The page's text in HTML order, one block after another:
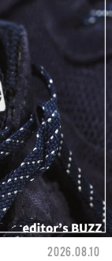
2026.08.10